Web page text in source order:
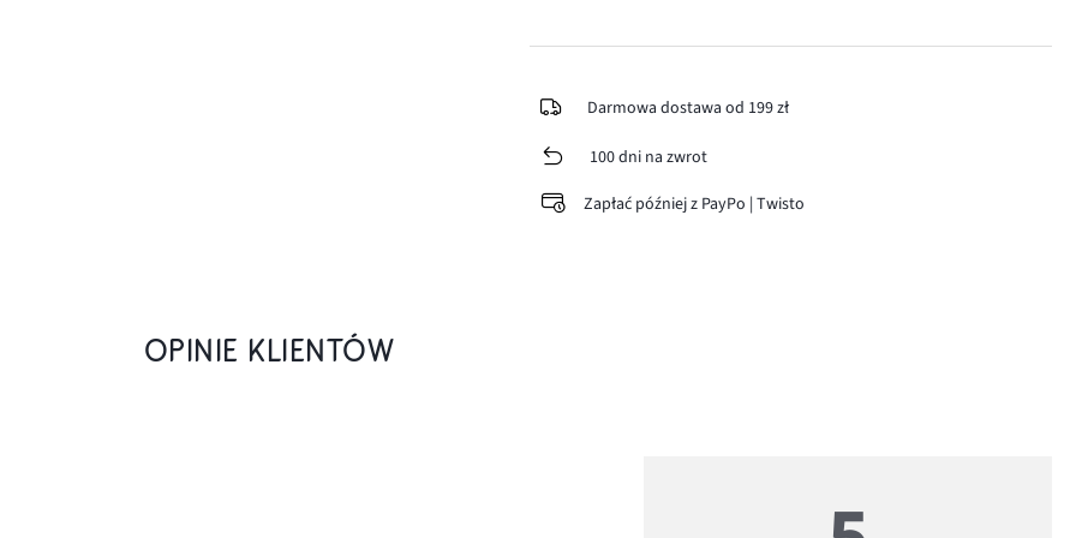
Darmowa dostawa od 199 zł
100 dni na zwrot
Zapłać później z PayPo | Twisto
OPINIE KLIENTÓW